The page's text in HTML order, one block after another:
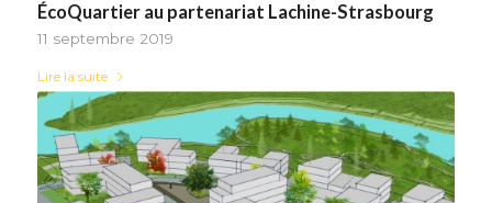
ÉcoQuartier au partenariat Lachine-Strasbourg
11 septembre 2019
Lire la suite